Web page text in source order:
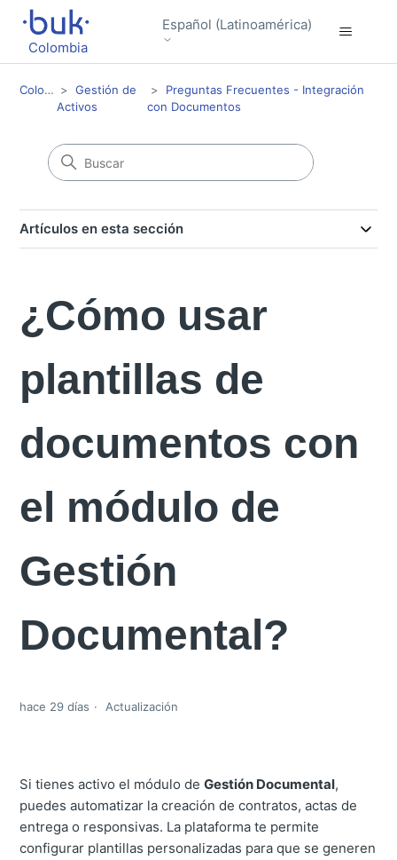
Colombia
Español (Latinoamérica)
Colombia
Gestión de
Activos
Preguntas Frecuentes - Integración
con Documentos
Artículos en esta sección
¿Cómo usar
plantillas de
documentos con
el módulo de
Gestión
Documental?
hace 29 días Actualización
Si tienes activo el módulo deGestión Documental,
puedes automatizar la creación de contratos, actas de
entrega o responsivas. La plataforma te permite
configurar plantillas personalizadas para que se generen